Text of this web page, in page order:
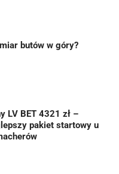
butów w góry?
LV BET 4321 zł –
pakiet startowy u